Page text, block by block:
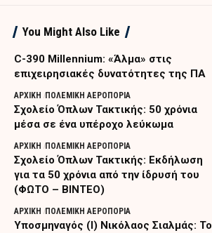
You Might Also Like
C-390 Millennium: «Άλμα» στις
επιχειρησιακές δυνατότητες της ΠΑ
ΑΡΧΙΚΗ ΠΟΛΕΜΙΚΗ ΑΕΡΟΠΟΡΙΑ
Σχολείο Όπλων Τακτικής: 50 χρόνια
μέσα σε ένα υπέροχο λεύκωμα
ΑΡΧΙΚΗ ΠΟΛΕΜΙΚΗ ΑΕΡΟΠΟΡΙΑ
Σχολείο Όπλων Τακτικής: Εκδήλωση
για τα 50 χρόνια από την ίδρυσή του
(ΦΩΤΟ – ΒΙΝΤΕΟ)
ΑΡΧΙΚΗ ΠΟΛΕΜΙΚΗ ΑΕΡΟΠΟΡΙΑ
Υποσμηναγός (Ι) Νικόλαος Σιαλμάς: Το